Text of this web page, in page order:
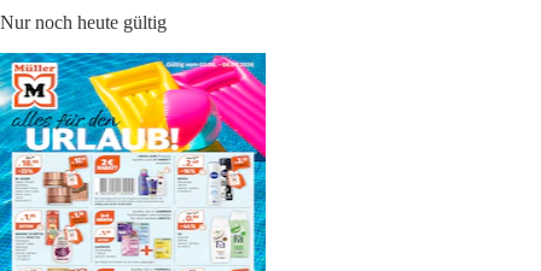
Nur noch heute gültig